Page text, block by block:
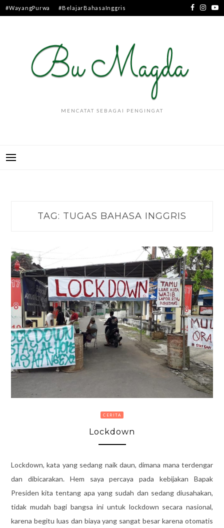
Skip
to
#WayangPurwa #BelajarBahasaInggris
MENCATAT SEBAGAI PENGINGAT
TAG: TUGAS BAHASA INGGRIS
CERITA
Lockdown
Lockdown, kata yang sedang naik daun, dimana mana terdengar
dan dibicarakan. Hem saya percaya pada kebijakan Bapak
Presiden kita tentang apa yang sudah dan sedang diusahakan,
tidak mudah bagi bangsa ini untuk lockdown secara nasional,
karena begitu luas dan biaya yang sangat besar karena otomatis